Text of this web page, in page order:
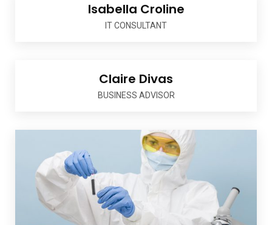
Isabella Croline
IT CONSULTANT
Claire Divas
BUSINESS ADVISOR